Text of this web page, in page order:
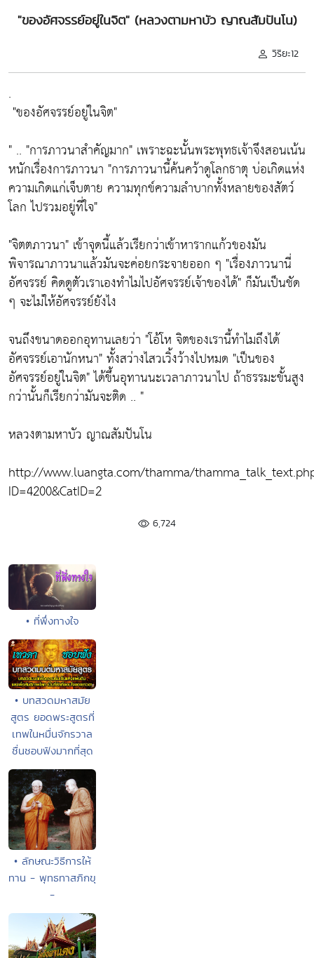
"ของอัศจรรย์อยู่ในจิต" (หลวงตามหาบัว ญาณสัมปันโน)
วิริยะ12
.
"ของอัศจรรย์อยู่ในจิต"
" .. "การภาวนาสำคัญมาก" เพราะฉะนั้นพระพุทธเจ้าจึงสอนเน้น
หนักเรื่องการภาวนา "การภาวนานี้ค้นคว้าดูโลกธาตุ บ่อเกิดแห่ง
ความเกิดแก่เจ็บตาย ความทุกข์ความลำบากทั้งหลายของสัตว์
โลก ไปรวมอยู่ที่ใจ"
"จิตตภาวนา" เข้าจุดนี้แล้วเรียกว่าเข้าหารากแก้วของมัน
พิจารณาภาวนาแล้วมันจะค่อยกระจายออก ๆ "เรื่องภาวนานี่
อัศจรรย์ คิดดูตัวเราเองทำไมไปอัศจรรย์เจ้าของได้" ก็มันเป็นชัด
ๆ จะไม่ให้อัศจรรย์ยังไง
จนถึงขนาดออกอุทานเลยว่า "โอ้โห จิตของเรานี้ทำไมถึงได้
อัศจรรย์เอานักหนา"ทั้งสว่างไสวเวิ้งว้างไปหมด "เป็นของ
อัศจรรย์อยู่ในจิต"ได้ขึ้นอุทานนะเวลาภาวนาไป ถ้าธรรมะขั้นสูง
กว่านั้นก็เรียกว่ามันจะติด .. "
หลวงตามหาบัว ญาณสัมปันโน
http://www.luangta.com/thamma/
ID=4200&CatID=2
6,724
• ที่พึ่งทางใจ
• บทสวดมหาสมัย
สูตร ยอดพระสูตรที่
เทพในหมื่นจักรวาล
ชื่นชอบฟังมากที่สุด
• ลักษณะวิธีการให้
ทาน - พุทธทาสภิกขุ
-